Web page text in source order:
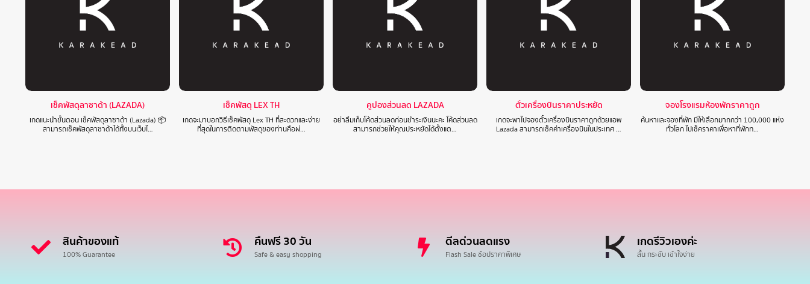
เช็คพัสดุลาซาด้า (LAZADA)
เกดแนะนำขั้นตอน เช็คพัสดุลาซาด้า (Lazada) 📦
สามารถเช็คพัสดุลาซาด้าได้ทั้งบนเว็บไ…
เช็คพัสดุ LEX TH
เกดจะมาบอกวิธีเช็คพัสดุ Lex TH ที่สะดวกและง่าย
ที่สุดในการติดตามพัสดุของท่านคือผ่…
คูปองส่วนลด LAZADA
อย่าลืมเก็บโค้ดส่วนลดก่อนชำระเงินนะคะ โค้ดส่วนลด
สามารถช่วยให้คุณประหยัดได้ตั้งแต…
ตั๋วเครื่องบินราคาประหยัด
เกดจะพาไปจองตั๋วเครื่องบินราคาถูกด้วยแอพ
Lazada สามารถเช็คค่าเครื่องบินในประเทศ …
จองโรงแรมห้องพักราคาถูก
ค้นหาและจองที่พัก มีให้เลือกมากกว่า 100,000 แห่ง
ทั่วโลก ไปเช็คราคาเพื่อหาที่พักท…
สินค้าของแท้
100% Guarantee
คืนฟรี 30 วัน
Safe & easy shopping
ดีลด่วนลดแรง
Flash Sale ช้อปราคาพิเศษ
เกดรีวิวเองค่ะ
สั้น กระชับ เข้าใจง่าย